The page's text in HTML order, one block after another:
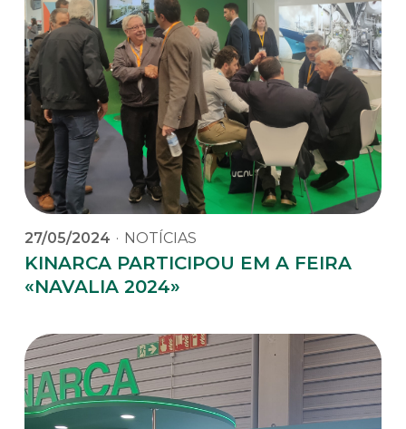
27/05/2024 · NOTÍCIAS
KINARCA PARTICIPOU EM A FEIRA
«NAVALIA 2024»